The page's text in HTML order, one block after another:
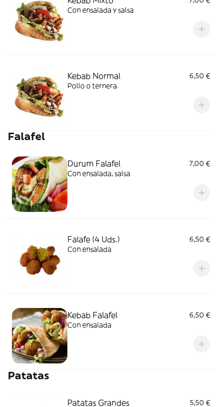
Con ensalada y salsa
Kebab Normal
6,50 €
Pollo o ternera.
Falafel
Durum Falafel
7,00 €
Con ensalada, salsa
Falafe (4 Uds.)
6,50 €
Con ensalada
Kebab Falafel
6,50 €
Con ensalada
Patatas
Patatas Grandes
5,50 €